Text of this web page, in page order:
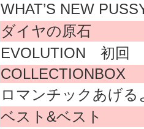
WHAT’S NEW
ダイヤの原石
EVOLUTION 初回
COLLECTIONBOX
ロマンチックあげる
ベスト&ベスト